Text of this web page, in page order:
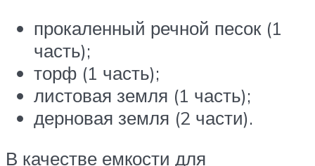
прокаленный речной песок (1
часть);
торф (1 часть);
листовая земля (1 часть);
дерновая земля (2 части).
В качестве емкости для